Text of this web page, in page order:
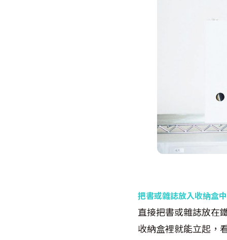
把書或雜誌放入收納盒
直接把書或雜誌放在
收納盒裡就能立起，